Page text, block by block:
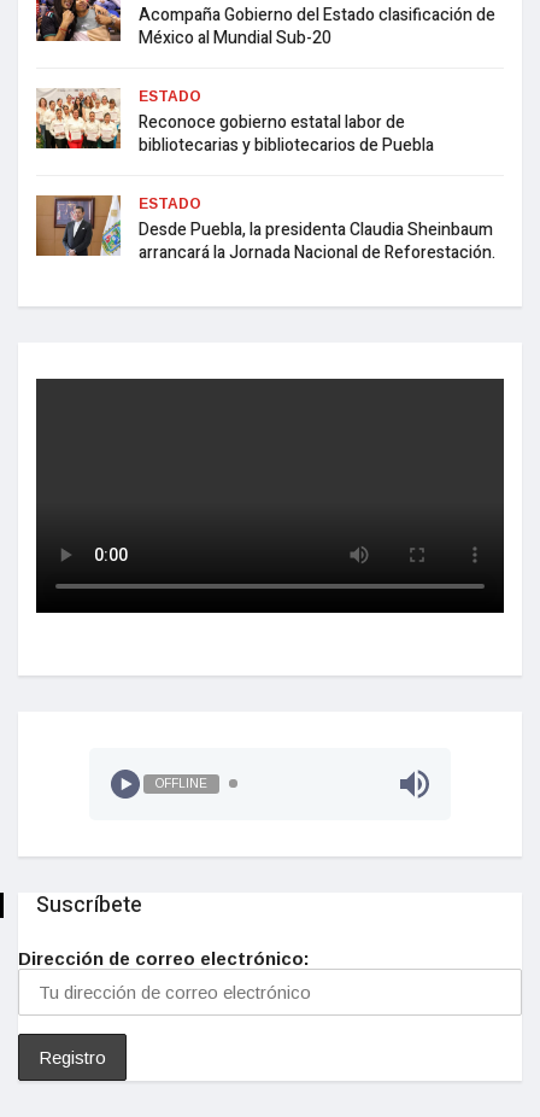
Acompaña Gobierno del Estado clasificación de
México al Mundial Sub-20
ESTADO
Reconoce gobierno estatal labor de
bibliotecarias y bibliotecarios de Puebla
ESTADO
Desde Puebla, la presidenta Claudia Sheinbaum
arrancará la Jornada Nacional de Reforestación.
OFFLINE
Suscríbete
Dirección de correo electrónico: